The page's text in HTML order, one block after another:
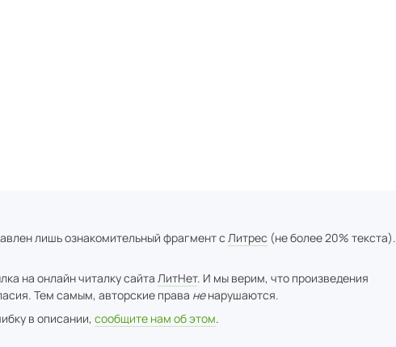
лишь ознакомительный фрагмент с Литрес (не более 20% текста).
на онлайн читалку сайта ЛитНет. И мы верим, что произведения
Тем самым, авторские права ненарушаются.
в описании, сообщите нам об этом.